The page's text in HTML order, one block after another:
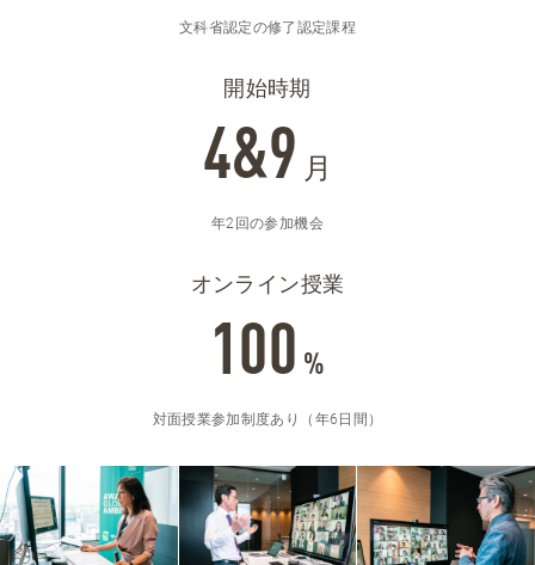
文科省認定の修了認定課程
開始時期
4&9 月
年2回の参加機会
オンライン授業
100 %
対面授業参加制度あり（年6日間）